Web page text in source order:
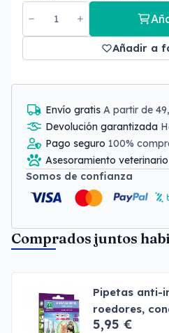
Añadir a
Envío gratis A partir de
Devolución garantizada
Pago seguro 100%
Asesoramiento veterinario
Somos de confianza
Comprados juntos
Pipetas anti-
roedores,
Menforsan
5,95 €